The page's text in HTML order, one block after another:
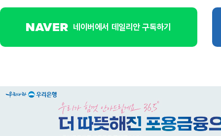
네이버에서 데일리안 구독하기